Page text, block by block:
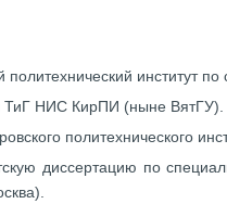
институт
НИС КирПИ (ныне ВятГУ).
политехнического
диссертацию по